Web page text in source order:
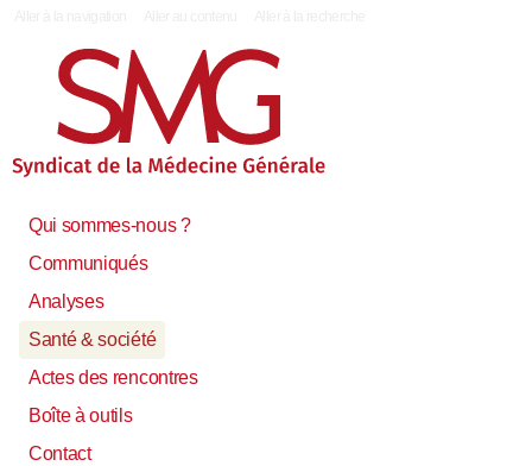
Qui sommes-nous ?
Communiqués
Analyses
Santé & société
Actes des rencontres
Boîte à outils
Contact